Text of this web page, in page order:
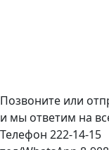
Позвоните или
и мы ответим на
Телефон 222-14-15